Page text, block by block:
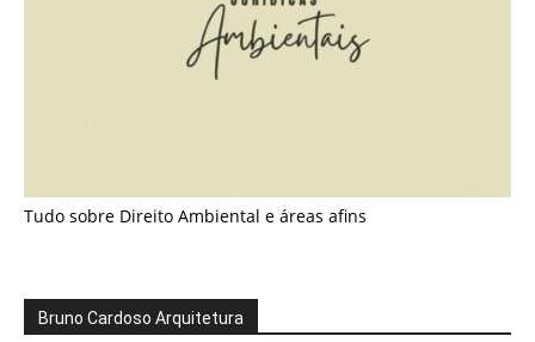
Tudo sobre Direito Ambiental e áreas afins
Bruno Cardoso Arquitetura